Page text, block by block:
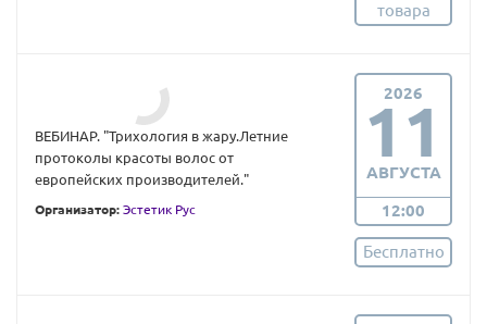
товара
ВЕБИНАР. "Трихология в жару.Летние
протоколы красоты волос от
европейских производителей."
Организатор: Эстетик Рус
2026
11
АВГУСТА
12:00
Бесплатно